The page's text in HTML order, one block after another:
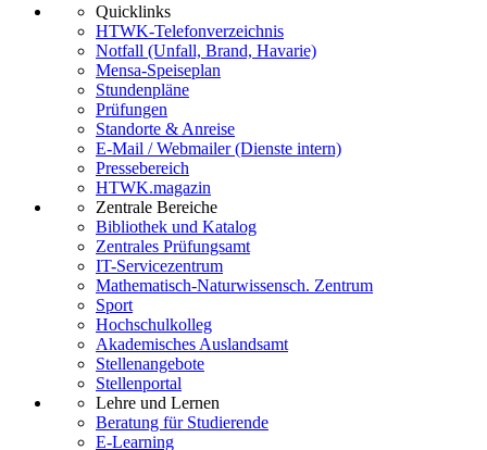
Quicklinks
HTWK-Telefonverzeichnis
Notfall (Unfall, Brand, Havarie)
Mensa-Speiseplan
Stundenpläne
Prüfungen
Standorte & Anreise
E-Mail / Webmailer (Dienste intern)
Pressebereich
HTWK.magazin
Zentrale Bereiche
Bibliothek und Katalog
Zentrales Prüfungsamt
IT-Servicezentrum
Mathematisch-Naturwissensch. Zentrum
Sport
Hochschulkolleg
Akademisches Auslandsamt
Stellenangebote
Stellenportal
Lehre und Lernen
Beratung für Studierende
E-Learning